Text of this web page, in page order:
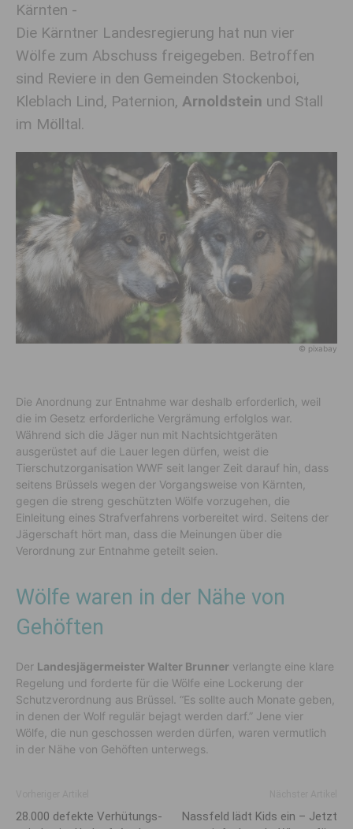
Kärnten -
Die Kärntner Landesregierung hat nun vier
Wölfe zum Abschuss freigegeben. Betroffen
sind Reviere in den Gemeinden Stockenboi,
Kleblach Lind, Paternion, Arnoldstein und Stall
im Mölltal.
© pixabay
Die Anordnung zur Entnahme war deshalb erforderlich, weil
die im Gesetz erforderliche Vergrämung erfolglos war.
Während sich die Jäger nun mit Nachtsichtgeräten
ausgerüstet auf die Lauer legen dürfen, weist die
Tierschutzorganisation WWF seit langer Zeit darauf hin, dass
seitens Brüssels wegen der Vorgangsweise von Kärnten,
gegen die streng geschützten Wölfe vorzugehen, die
Einleitung eines Strafverfahrens vorbereitet wird. Seitens der
Jägerschaft hört man, dass die Meinungen über die
Verordnung zur Entnahme geteilt seien.
Wölfe waren in der Nähe von
Gehöften
Der Landesjägermeister Walter Brunner verlangte eine klare
Regelung und forderte für die Wölfe eine Lockerung der
Schutzverordnung aus Brüssel. “Es sollte auch Monate geben,
in denen der Wolf regulär bejagt werden darf.” Jene vier
Wölfe, die nun geschossen werden dürfen, waren vermutlich
in der Nähe von Gehöften unterwegs.
28.000 defekte Verhütungs­
Nassfeld lädt Kids ein – Jetzt